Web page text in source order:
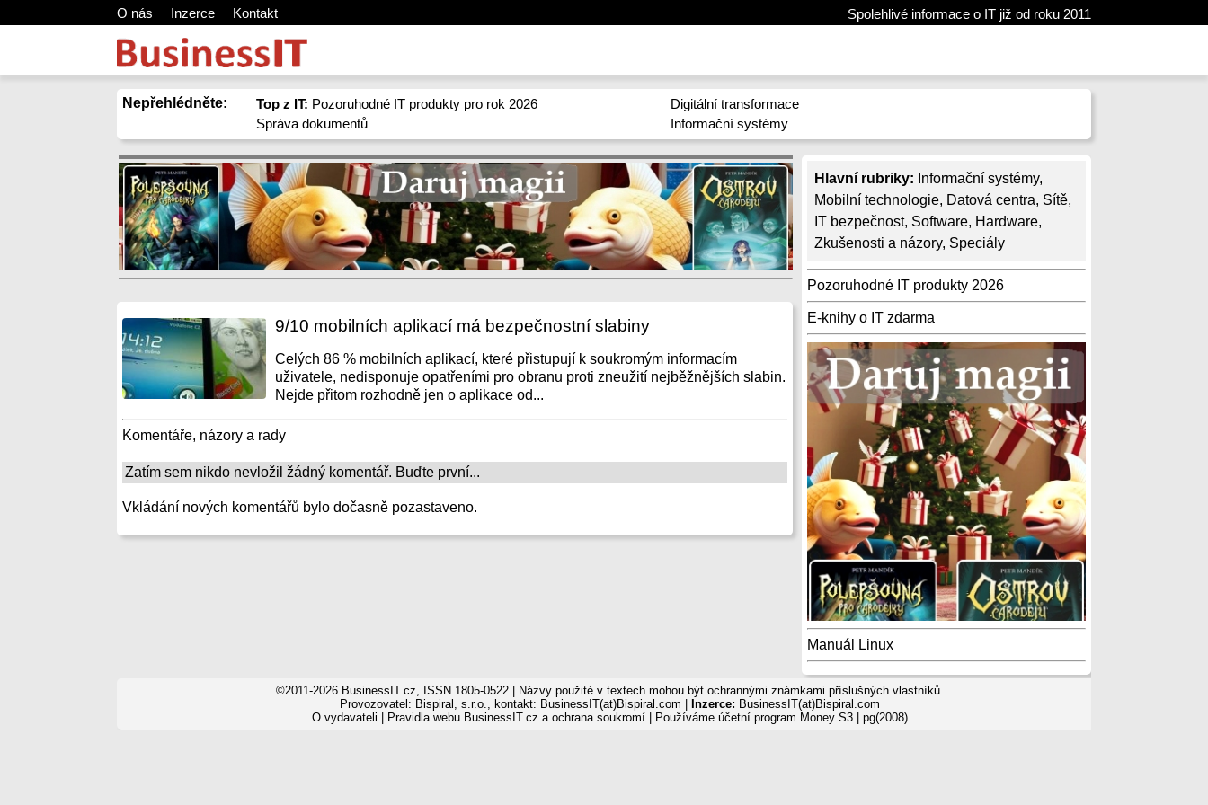
O nás Inzerce Kontakt Spolehlivé informace o IT již od roku 2011
Nepřehlédněte: Top z IT: Pozoruhodné IT produkty pro rok 2026
Správa dokumentů
Digitální transformace
Informační systémy
Hlavní rubriky: Informační systémy,
Mobilní technologie, Datová centra, Sítě,
IT bezpečnost, Software, Hardware,
Zkušenosti a názory, Speciály
Pozoruhodné IT produkty 2026
E-knihy o IT zdarma
Manuál Linux
9/10 mobilních aplikací má bezpečnostní slabiny
Celých 86 % mobilních aplikací, které přistupují k soukromým informacím
uživatele, nedisponuje opatřeními pro obranu proti zneužití nejběžnějších slabin.
Nejde přitom rozhodně jen o aplikace od...
Komentáře, názory a rady
Zatím sem nikdo nevložil žádný komentář. Buďte první...
Vkládání nových komentářů bylo dočasně pozastaveno.
©2011-2026 BusinessIT.cz, ISSN 1805-0522 | Názvy použité v textech mohou být ochrannými známkami příslušných vlastníků.
Provozovatel: Bispiral, s.r.o., kontakt: BusinessIT(at)Bispiral.com |
Inzerce: BusinessIT(at)Bispiral.com
O vydavateli
Pravidla webu BusinessIT.cz a ochrana soukromí| Používáme účetní program Money S3| pg(2008)